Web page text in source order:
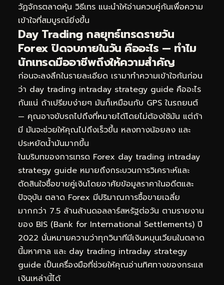
วัฏจักรตลาดหุ้น วิธีเทร แนะนำให้อ่านควบคู่กันเพื่อความ
เข้าใจที่สมบูรณ์ยิ่งขึ้น
Day Trading กลยุทธ์เทรดรายวัน
Forex ปิดจบภายในวัน คืออะไร — ทำไม
นักเทรดมืออาชีพถึงให้ความสำคัญ
ก่อนจะลงลึกในรายละเอียด เรามาทำความเข้าใจกันก่อน
ว่า day trading intraday strategy guide คืออะไร
กันแน่ ถ้าเปรียบง่ายๆ มันก็เหมือนกับ GPS ในรถยนต์
— คุณอาจขับรถไปถึงที่หมายได้โดยไม่ต้องใช้มัน แต่ถ้า
มี มันจะช่วยให้คุณไปถึงเร็วขึ้น หลงทางน้อยลง และ
ประหยัดน้ำมันมากขึ้น
ในบริบทของการเทรด Forex day trading intraday
strategy guide หมายถึงกระบวนการวิเคราะห์และ
ตัดสินใจซื้อขายคู่เงินโดยอาศัยข้อมูลราคาในอดีตและ
ปัจจุบัน ตลาด Forex มีปริมาณการซื้อขายเฉลี่ย
มากกว่า 7.5 ล้านล้านดอลลาร์สหรัฐต่อวัน ตามรายงาน
ของ BIS (Bank for International Settlements) ปี
2022 นั่นหมายความว่าทุกวินาทีมีเงินหมุนเวียนในตลาด
นี้มหาศาล และ day trading intraday strategy
guide เป็นเครื่องมือที่ช่วยให้คุณอ่านทิศทางของกระแส
เงินเหล่านี้ได้